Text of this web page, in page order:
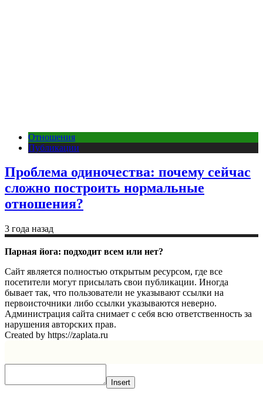
Отношения
Публикации
Проблема одиночества: почему сейчас
сложно построить нормальные
отношения?
3 года назад
Парная йога: подходит всем или нет?
Сайт является полностью открытым ресурсом, где все
посетители могут присылать свои публикации. Иногда
бывает так, что пользователи не указывают ссылки на
первоисточники либо ссылки указываются неверно.
Администрация сайта снимает с себя всю ответственность за
нарушения авторских прав.
Created by https://zaplata.ru
Insert